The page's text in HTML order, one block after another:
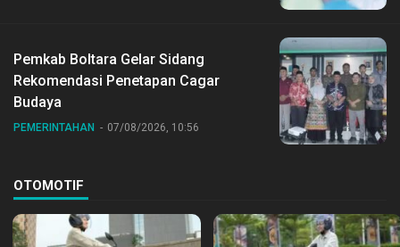
Pemkab Boltara Gelar Sidang
Rekomendasi Penetapan Cagar
Budaya
PEMERINTAHAN 07/08/2026, 10:56
OTOMOTIF